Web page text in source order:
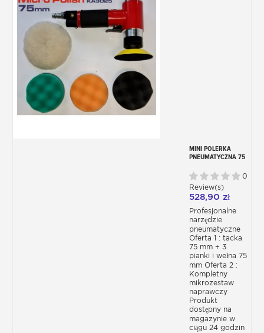
MINI POLERKA
PNEUMATYCZNA 75
PIANKAMI
0
Review(s)
528,90 zł
Profesjonalne
narzędzie
pneumatyczne
Oferta 1 : tacka
75 mm + 3
pianki i wełna 75
mm Oferta 2 :
Kompletny
mikrozestaw
naprawczy
Produkt
dostępny na
magazynie w
ciągu 24 godzin